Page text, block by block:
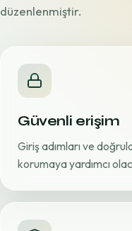
düzenlenmiştir.
Güvenli erişim
Giriş adımları ve
korumaya yardımcı